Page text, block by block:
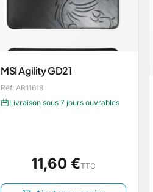
MSI Agility GD21
Réf: AR11618
Livraison sous 7 jours ouvrables
11,60 €TTC